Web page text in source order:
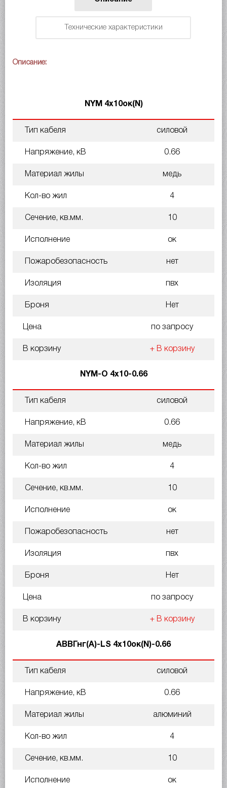
Технические характеристики
Описание:
NYM 4х10ок(N)
Тип кабеля силовой
Напряжение, кВ 0.66
Материал жилы медь
Кол-во жил 4
Сечение, кв.мм. 10
Исполнение ок
Пожаробезопасность нет
Изоляция пвх
Броня Нет
Цена по запросу
В корзину + В корзину
NYM-O 4х10-0.66
Тип кабеля силовой
Напряжение, кВ 0.66
Материал жилы медь
Кол-во жил 4
Сечение, кв.мм. 10
Исполнение ок
Пожаробезопасность нет
Изоляция пвх
Броня Нет
Цена по запросу
В корзину + В корзину
АВВГнг(A)-LS 4х10ок(N)-0.66
Тип кабеля силовой
Напряжение, кВ 0.66
Материал жилы алюминий
Кол-во жил 4
Сечение, кв.мм. 10
Исполнение ок